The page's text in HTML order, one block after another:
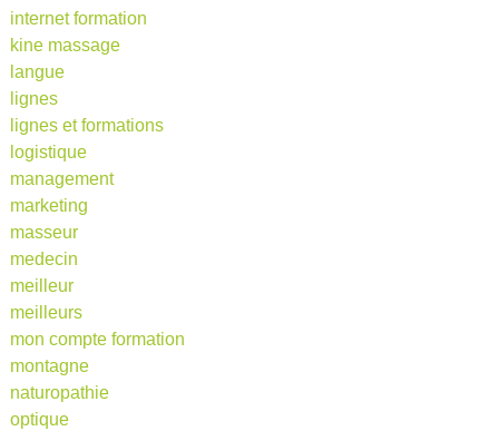
internet formation
kine massage
langue
lignes
lignes et formations
logistique
management
marketing
masseur
medecin
meilleur
meilleurs
mon compte formation
montagne
naturopathie
optique